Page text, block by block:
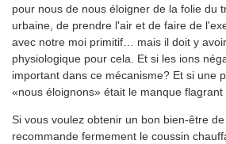
pour nous de nous éloigner de la folie du
urbaine, de prendre l'air et de faire de
avec notre moi primitif… mais il doit y
physiologique pour cela. Et si les ions
important dans ce mécanisme? Et si une
«nous éloignons» était le manque
Si vous voulez obtenir un bon bien-être
recommande fermement le coussin